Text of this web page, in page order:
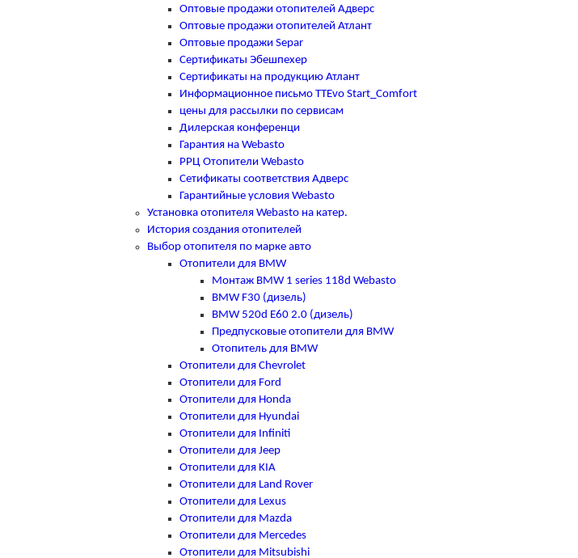
Оптовые продажи отопителей Адверс
Оптовые продажи отопителей Атлант
Оптовые продажи Separ
Сертификаты Эбешпехер
Сертификаты на продукцию Атлант
Информационное письмо TTEvo Start_Comfort
цены для рассылки по сервисам
Дилерская конференци
Гарантия на Webasto
РРЦ Отопители Webasto
Сетификаты соответствия Адверс
Гарантийные условия Webasto
Установка отопителя Webasto на катер.
История создания отопителей
Выбор отопителя по марке авто
Отопители для BMW
Монтаж BMW 1 series 118d Webasto
BMW F30 (дизель)
BMW 520d E60 2.0 (дизель)
Предпусковые отопители для BMW
Отопитель для BMW
Отопители для Chevrolet
Отопители для Ford
Отопители для Honda
Отопители для Hyundai
Отопители для Infiniti
Отопители для Jeep
Отопители для KIA
Отопители для Land Rover
Отопители для Lexus
Отопители для Mazda
Отопители для Mercedes
Отопители для Mitsubishi